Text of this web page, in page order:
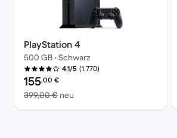
PlayStation 4
500 GB • Schwarz
4,1/5 (1.770)
Preis des erneuerten Produkts:
155,00 €
399,00 € neu Im Vergleich zum